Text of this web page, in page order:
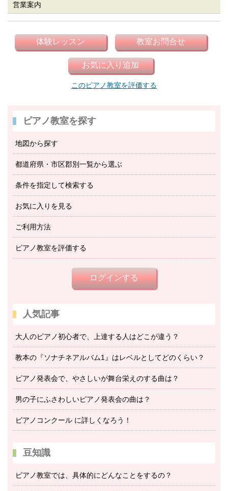
営業案内
このピアノ教室を評価する
ピアノ教室を探す
地図から探す
都道府県・市区郡別一覧から選ぶ
条件を指定して検索する
お気に入りを見る
ご利用方法
ピアノ教室を評価する
ログインする
人気記事
大人のピアノ初心者で、上達する人はどこが違う？
教本の『ソナチネアルバム1』はレベルとしてどのくらい？
ピアノ発表会で、やさしいが舞台栄えのする曲は？
男の子にふさわしいピアノ発表会の曲は？
ピアノコンクール に詳しくなろう！
豆知識
ピアノ教室では、具体的にどんなことをするの？